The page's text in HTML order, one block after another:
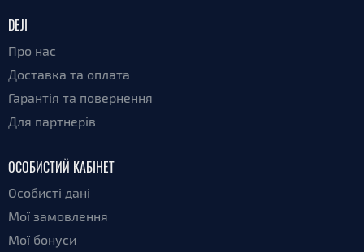
DEJI
Про нас
Доставка та оплата
Гарантія та повернення
Для партнерів
ОСОБИСТИЙ КАБІНЕТ
Особисті дані
Мої замовлення
Мої бонуси